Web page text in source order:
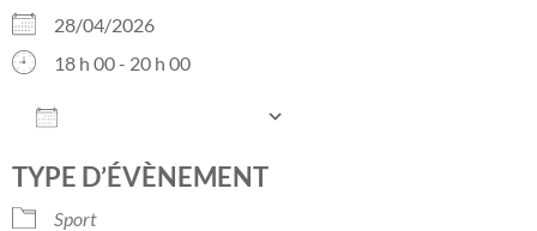
28/04/2026
18 h 00 - 20 h 00
TYPE D’ÉVÈNEMENT
Sport